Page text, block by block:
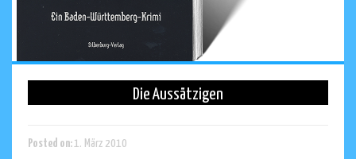
Die Aussätzigen
Posted on:1. März 2010